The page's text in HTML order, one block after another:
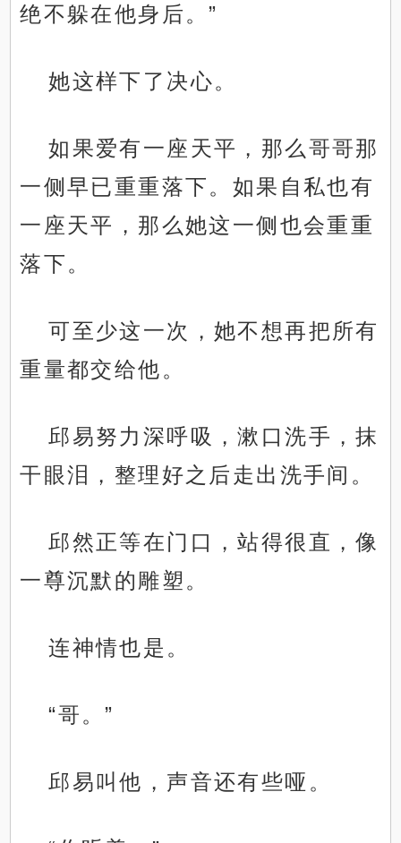
绝不躲在他身后。”
她这样下了决心。
如果爱有一座天平，那么哥哥那
一侧早已重重落下。如果自私也有
一座天平，那么她这一侧也会重重
落下。
可至少这一次，她不想再把所有
重量都交给他。
邱易努力深呼吸，漱口洗手，抹
干眼泪，整理好之后走出洗手间。
邱然正等在门口，站得很直，像
一尊沉默的雕塑。
连神情也是。
“哥。”
邱易叫他，声音还有些哑。